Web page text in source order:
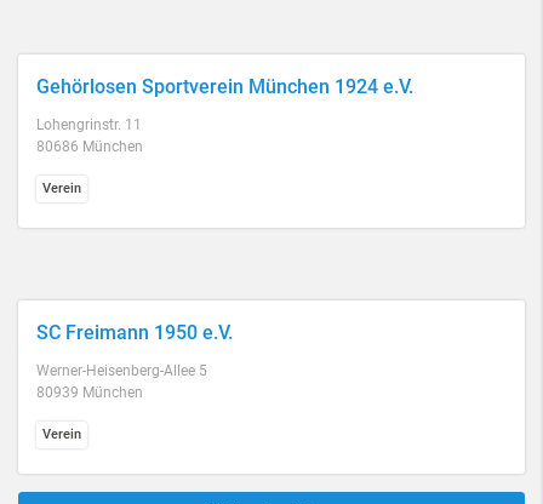
Gehörlosen Sportverein München 1924 e.V.
Lohengrinstr. 11
80686 München
Verein
SC Freimann 1950 e.V.
Werner-Heisenberg-Allee 5
80939 München
Verein